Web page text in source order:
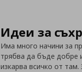
Идеи за
Има много начини за
трябва да бъде добре
изкарва всичко от